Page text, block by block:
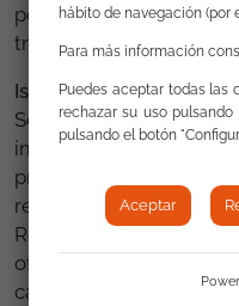
por aquellas mujeres
trabajo actual.
Isidro Rodríguez,
Secretariado Gitano,
importancia de la
programas a “medio
resultados sean
Reflexionó también
ofrece el Fondo Social
capacidad para
hábito de navegación (por
Para más información
Puedes aceptar todas las
rechazar su uso
pulsando el botón
Aceptar